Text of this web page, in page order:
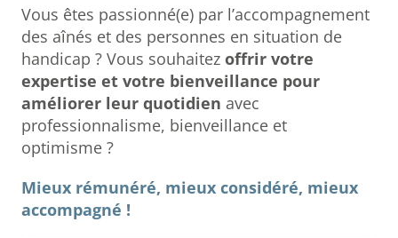
Vous êtes passionné(e) par l’accompagnement
des aînés et des personnes en situation de
handicap ? Vous souhaitez offrir votre
expertise et votre bienveillance pour
améliorer leur quotidien avec
professionnalisme, bienveillance et
optimisme ?
Mieux rémunéré, mieux considéré, mieux
accompagné !